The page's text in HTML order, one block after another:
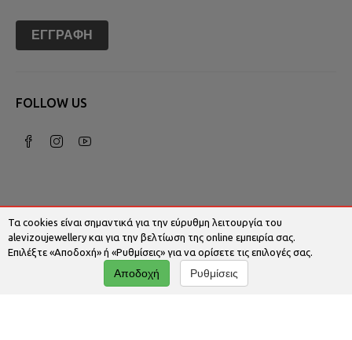
ΕΓΓΡΑΦΉ
FOLLOW US
© 2026 Alevizoujewellery.com | Κατασκευή
Ιστοσελίδων - Www.qualityweb.gr
Τα cookies είναι σημαντικά για την εύρυθμη λειτουργία του
alevizoujewellery και για την βελτίωση της online εμπειρία σας.
Επιλέξτε «Αποδοχή» ή «Ρυθμίσεις» για να ορίσετε τις επιλογές σας.
Αποδοχή Ρυθμίσεις